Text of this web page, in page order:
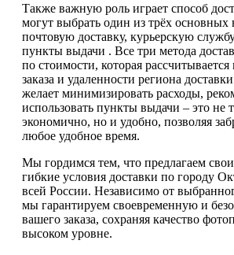
Также важную роль играет способ
могут выбрать один из трёх основных
почтовую доставку, курьерскую
пункты выдачи . Все три метода
по стоимости, которая рассчитывается
заказа и удаленности региона
желает минимизировать расходы,
использовать пункты выдачи – это не
экономично, но и удобно, позволяя
любое удобное время.
Мы гордимся тем, что предлагаем
гибкие условия доставки по городу
всей России. Независимо от
мы гарантируем своевременную и
вашего заказа, сохраняя качество
высоком уровне.